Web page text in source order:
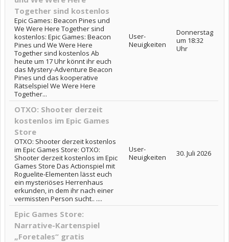
Together sind kostenlos
Epic Games: Beacon Pines und
We Were Here Together sind
kostenlos: Epic Games: Beacon
Pines und We Were Here
Together sind kostenlos Ab
heute um 17 Uhr könnt ihr euch
das Mystery-Adventure Beacon
Pines und das kooperative
Rätselspiel We Were Here
Together...
User-
Neuigkeiten
Donnerstag
um 18:32
Uhr
OTXO: Shooter derzeit
kostenlos im Epic Games
Store
OTXO: Shooter derzeit kostenlos
im Epic Games Store: OTXO:
Shooter derzeit kostenlos im Epic
Games Store Das Actionspiel mit
Roguelite-Elementen lässt euch
ein mysteriöses Herrenhaus
erkunden, in dem ihr nach einer
vermissten Person sucht.. ....
User-
Neuigkeiten
30. Juli 2026
Epic Games Store:
Narrative-Kartenspiel
„Foretales“ gratis